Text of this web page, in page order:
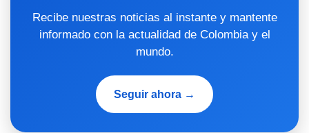
Recibe nuestras noticias al instante y mantente
informado con la actualidad de Colombia y el
mundo.
Seguir ahora →